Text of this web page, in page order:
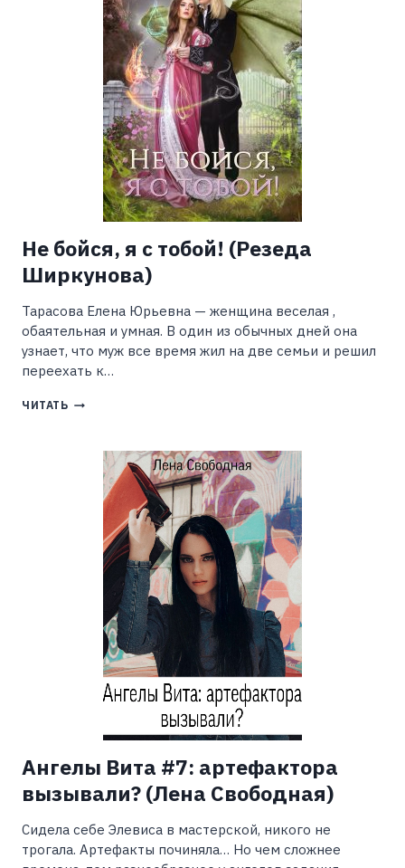
(КРИСТИНА
ЮРАШ)
Не бойся, я с тобой! (Резеда
Ширкунова)
Тарасова Елена Юрьевна — женщина веселая ,
обаятельная и умная. В один из обычных дней она
узнает, что муж все время жил на две семьи и решил
переехать к…
ЧИТАТЬ НЕ
ТОБОЙ!
(РЕЗЕДА
ШИРКУНОВА)
Ангелы Вита #7: артефактора
вызывали? (Лена Свободная)
Сидела себе Элевиса в мастерской, никого не
трогала. Артефакты починяла… Но чем сложнее